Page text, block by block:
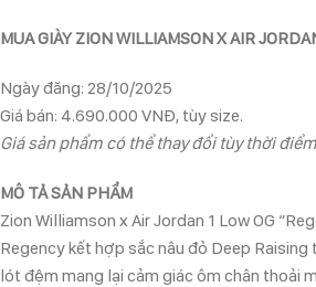
MUA GIÀY ZION WILLIAMSON X AIR
Ngày đăng: 28/10/2025
Giá bán: 4.690.000 VNĐ, tùy size.
Giá sản phẩm có thể thay đổi tùy thời
MÔ TẢ SẢN PHẨM
Zion Williamson x Air Jordan 1 Low OG
Regency kết hợp sắc nâu đỏ Deep
lót đệm mang lại cảm giác ôm chân thoải